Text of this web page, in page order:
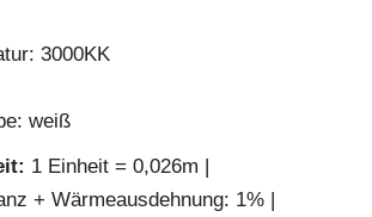
3000KK
weiß
1 Einheit = 0,026m |
+ Wärmeausdehnung: 1% |